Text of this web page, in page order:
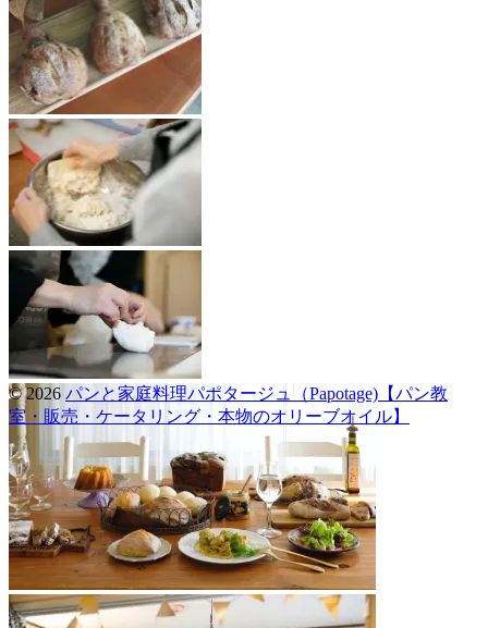
© 2026 パンと家庭料理パポタージュ（Papotage)【パン教
室・販売・ケータリング・本物のオリーブオイル】